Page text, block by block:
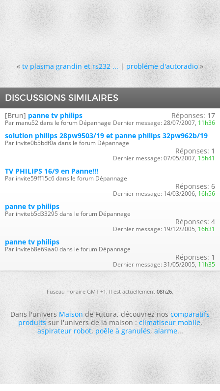
« tv plasma grandin et rs232 ...|probléme d'autoradio »
DISCUSSIONS SIMILAIRES
[Brun] panne tv philips
Par manu52 dans le forum Dépannage
Réponses: 17
Dernier message: 28/07/2007, 11h36
solution philips 28pw9503/19 et panne philips 32pw962b/19
Par invite0b5bdf0a dans le forum Dépannage
Réponses: 1
Dernier message: 07/05/2007, 15h41
TV PHILIPS 16/9 en Panne!!!
Par invite59ff15c6 dans le forum Dépannage
Réponses: 6
Dernier message: 14/03/2006, 16h56
panne tv philips
Par inviteb5d33295 dans le forum Dépannage
Réponses: 4
Dernier message: 19/12/2005, 16h31
panne tv philips
Par inviteb8e69aa0 dans le forum Dépannage
Réponses: 1
Dernier message: 31/05/2005, 11h35
Fuseau horaire GMT +1. Il est actuellement08h26.
Dans l'universMaisonde Futura, découvrez noscomparatifs
produitssur l'univers de la maison :climatiseur mobile,
aspirateur robot,poêle à granulés,alarme...